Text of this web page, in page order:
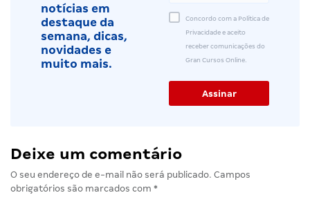
notícias em
destaque da
semana, dicas,
novidades e
muito mais.
Concordo com a Política de
Privacidade e aceito
receber comunicações do
Gran Cursos Online.
Deixe um comentário
O seu endereço de e-mail não será publicado. Campos
obrigatórios são marcados com *